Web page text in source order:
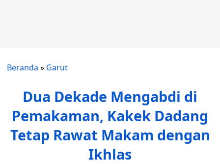
Beranda » Garut
Dua Dekade Mengabdi di
Pemakaman, Kakek Dadang
Tetap Rawat Makam dengan
Ikhlas